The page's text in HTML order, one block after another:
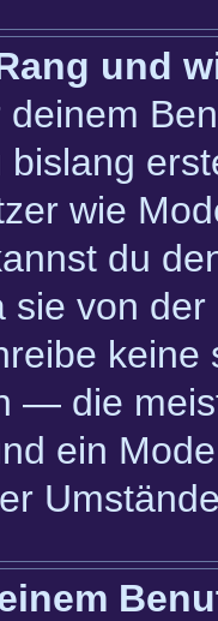
und
wie
du
sie von
— die
ein